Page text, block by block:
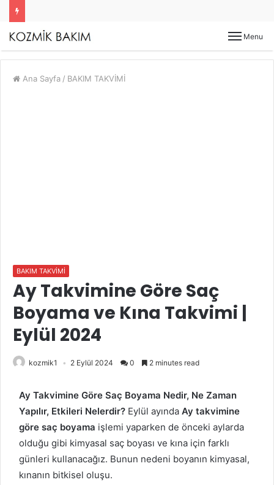
Menu
Ana Sayfa / BAKIM TAKVİMİ
BAKIM TAKVİMİ
Ay Takvimine Göre Saç
Boyama ve Kına Takvimi |
Eylül 2024
kozmik1 2 Eylül 2024 0 2 minutes read
Ay Takvimine Göre Saç Boyama Nedir, Ne Zaman
Yapılır, Etkileri Nelerdir? Eylül ayında Ay takvimine
göre saç boyama işlemi yaparken de önceki aylarda
olduğu gibi kimyasal saç boyası ve kına için farklı
günleri kullanacağız. Bunun nedeni boyanın kimyasal,
kınanın bitkisel oluşu.